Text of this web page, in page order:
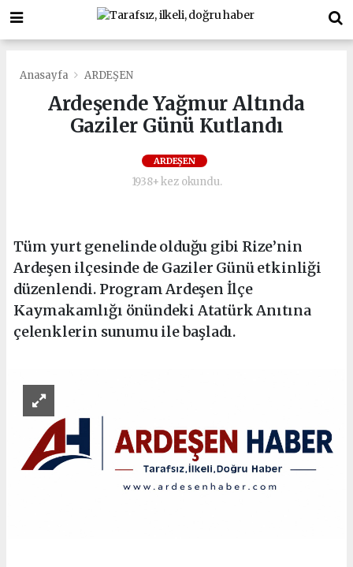
Anasayfa ARDEŞEN
Ardeşende Yağmur Altında
Gaziler Günü Kutlandı
ARDEŞEN
1938+ kez okundu.
Tüm yurt genelinde olduğu gibi Rize’nin
Ardeşen ilçesinde de Gaziler Günü etkinliği
düzenlendi. Program Ardeşen İlçe
Kaymakamlığı önündeki Atatürk Anıtına
çelenklerin sunumu ile başladı.